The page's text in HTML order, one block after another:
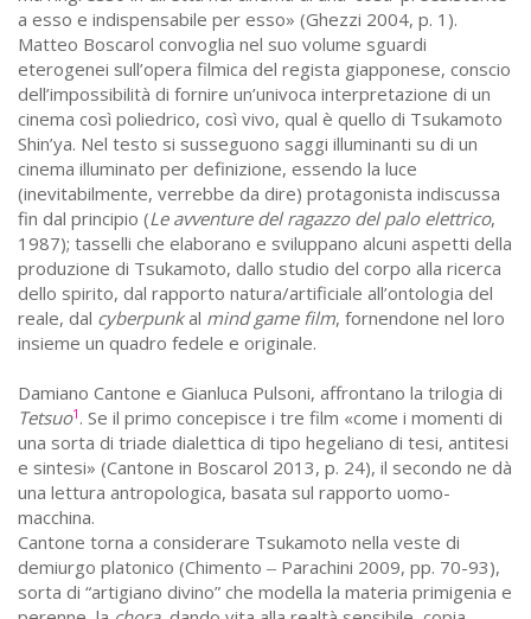
a esso e indispensabile per esso» (Ghezzi 2004, p. 1).
Matteo Boscarol convoglia nel suo volume sguardi
eterogenei sull’opera filmica del regista giapponese, conscio
dell’impossibilità di fornire un’univoca interpretazione di un
cinema così poliedrico, così vivo, qual è quello di Tsukamoto
Shin’ya. Nel testo si susseguono saggi illuminanti su di un
cinema illuminato per definizione, essendo la luce
(inevitabilmente, verrebbe da dire) protagonista indiscussa
fin dal principio (Le avventure del ragazzo del palo elettrico,
1987); tasselli che elaborano e sviluppano alcuni aspetti della
produzione di Tsukamoto, dallo studio del corpo alla ricerca
dello spirito, dal rapporto natura/artificiale all’ontologia del
reale, dal cyberpunkal mind game film, fornendone nel loro
insieme un quadro fedele e originale.
Damiano Cantone e Gianluca Pulsoni, affrontano la trilogia di
Tetsuo1 . Se il primo concepisce i tre film «come i momenti di
una sorta di triade dialettica di tipo hegeliano di tesi, antitesi
e sintesi» (Cantone in Boscarol 2013, p. 24), il secondo ne dà
una lettura antropologica, basata sul rapporto uomo-
macchina.
Cantone torna a considerare Tsukamoto nella veste di
demiurgo platonico (Chimento – Parachini 2009, pp. 70-93),
sorta di “artigiano divino” che modella la materia primigenia e